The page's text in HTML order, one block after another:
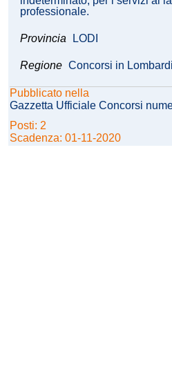
professionale.
Provincia LODI
Regione Concorsi in
Pubblicato nella
Gazzetta Ufficiale Concorsi
Posti: 2
Scadenza: 01-11-2020